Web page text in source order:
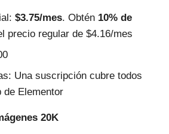
$3.75/mes. Obtén 10% de
precio regular de $4.16/mes
Una suscripción cubre todos
de Elementor
20K